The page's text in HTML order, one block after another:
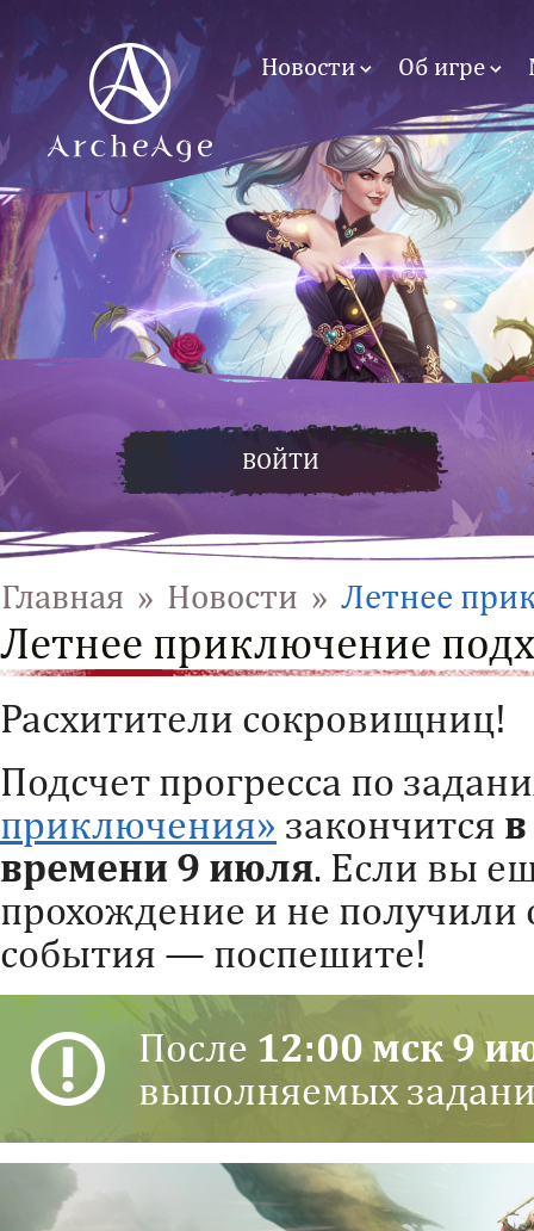
Новости Об игре
ВОЙТИ
Главная » Новости » Летнее
Летнее приключение
Расхитители сокровищниц!
Подсчет прогресса по
приключения» закончится
времени 9 июля. Если вы
прохождение и не получили
события — поспешите!
После 12:00 мск 9
выполняемых